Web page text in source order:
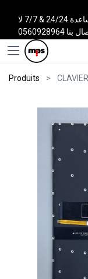
اطلب الان والدفع عند الاستلام اذا احتجت مساعدة 24/24 & 7/7 لا
Produits